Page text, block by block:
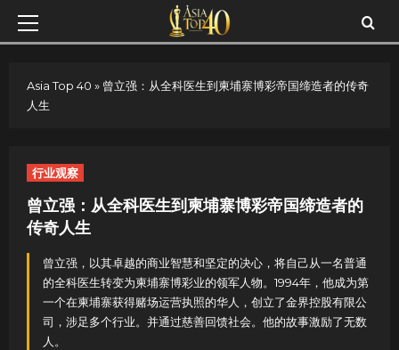
Skip
Primary
Asia Top 40 » 曾立强：从全科医生到柬埔寨博彩帝国缔造者的传奇
人生
行业观察
曾立强：从全科医生到柬埔寨博彩帝国缔造者的
传奇人生
曾立强，以其卓越的商业智慧和坚定的决心，将自己从一名普通
的全科医生转变为柬埔寨博彩业的领军人物。1994年，他成为第
一个在柬埔寨获得赌场运营执照的华人，创立了金界控股有限公
司，涉足多个行业。并通过慈善回馈社会。他的故事激励了无数
人。